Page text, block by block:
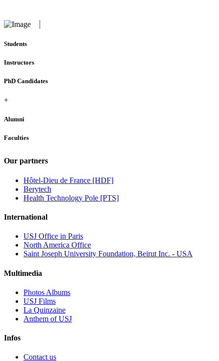
Students
Instructors
PhD Candidates
+
Alumni
Faculties
Our partners
Hôtel-Dieu de France [HDF]
Berytech
Health Technology Pole [PTS]
International
USJ Office in Paris
North America Office
Saint Joseph University Foundation, Beirut Inc. - USA
Multimedia
Photos Albums
USJ Films
La Quinzaine
Anthem of USJ
Infos
Contact us